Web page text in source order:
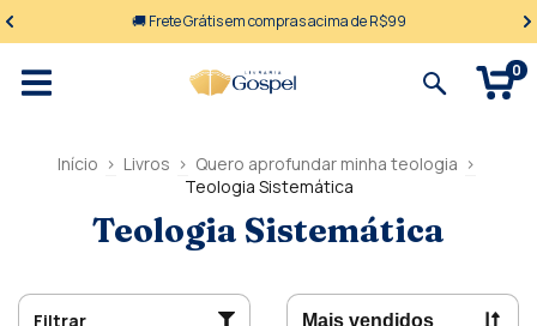
🚚 Frete Grátis em compras acima de R$99
0
Início > Livros > Quero aprofundar minha teologia >
Teologia Sistemática
Teologia Sistemática
Filtrar